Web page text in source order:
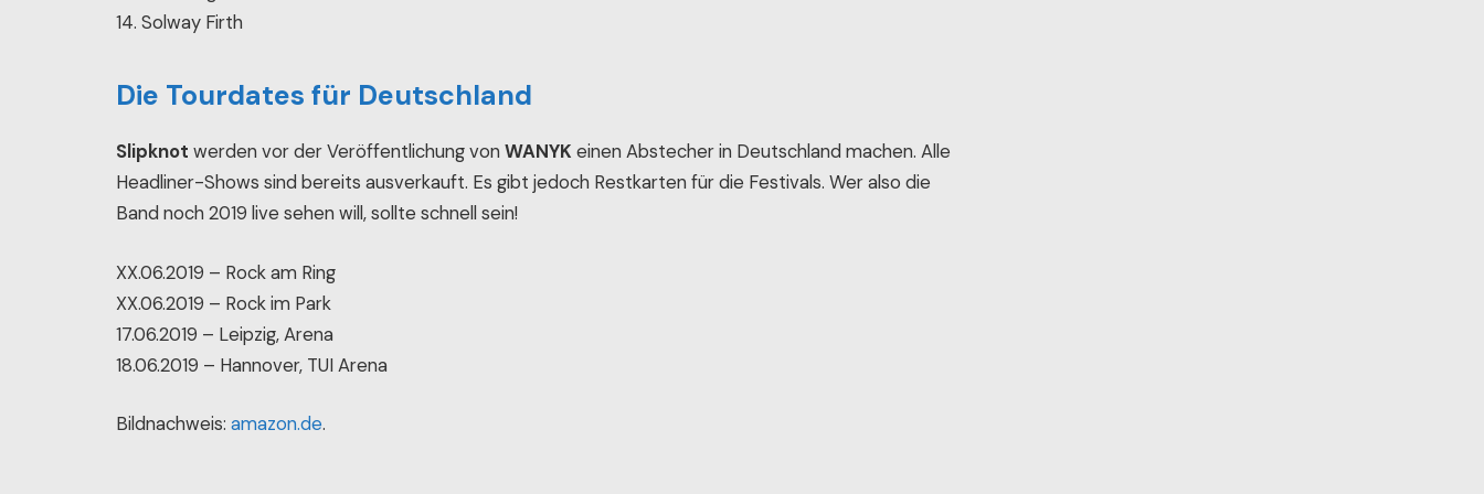
14. Solway Firth
Die Tourdates für Deutschland
Slipknot werden vor der Veröffentlichung vonWANYK einen Abstecher in Deutschland machen. Alle
Headliner-Shows sind bereits ausverkauft. Es gibt jedoch Restkarten für die Festivals. Wer also die
Band noch 2019 live sehen will, sollte schnell sein!
XX.06.2019 – Rock am Ring
XX.06.2019 – Rock im Park
17.06.2019 – Leipzig, Arena
18.06.2019 – Hannover, TUI Arena
Bildnachweis:amazon.de.